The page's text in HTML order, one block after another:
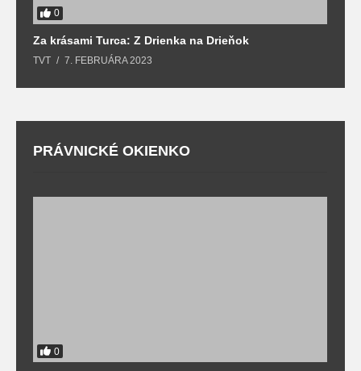
0
Za krásami Turca: Z Drienka na Drieňok
TVT 7. FEBRUÁRA 2023
PRÁVNICKÉ OKIENKO
0